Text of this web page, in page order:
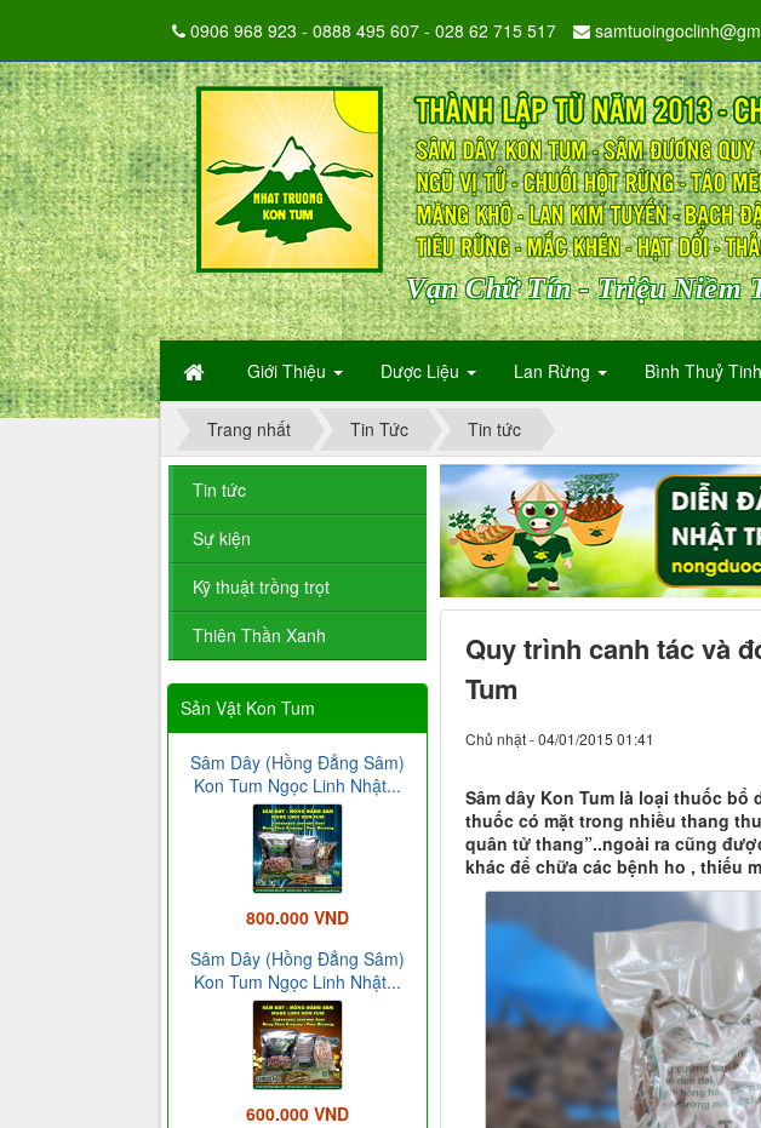
Vạn Chữ Tín - Triệu Niềm
Giới Thiệu Dược Liệu Lan Rừng Bình Thuỷ Tinh
0906 968 923 - 0888 495 607 - 028 62 715 517
Trang nhất Tin Tức Tin tức
Quy trình canh tác và
Tum
Chủ nhật - 04/01/2015 01:41
Sâm dây Kon Tum là loại thuốc
thuốc có mặt trong nhiều thang
quân tử thang”..ngoài ra cũng
khác để chữa các bệnh ho , thiếu
Tin tức
Sự kiện
Kỹ thuật trồng trọt
Thiên Thần Xanh
Sản Vật Kon Tum
Sâm Dây (Hồng Đẳng Sâm)
Kon Tum Ngọc Linh Nhật...
800.000 VND
Sâm Dây (Hồng Đẳng Sâm)
Kon Tum Ngọc Linh Nhật...
600.000 VND